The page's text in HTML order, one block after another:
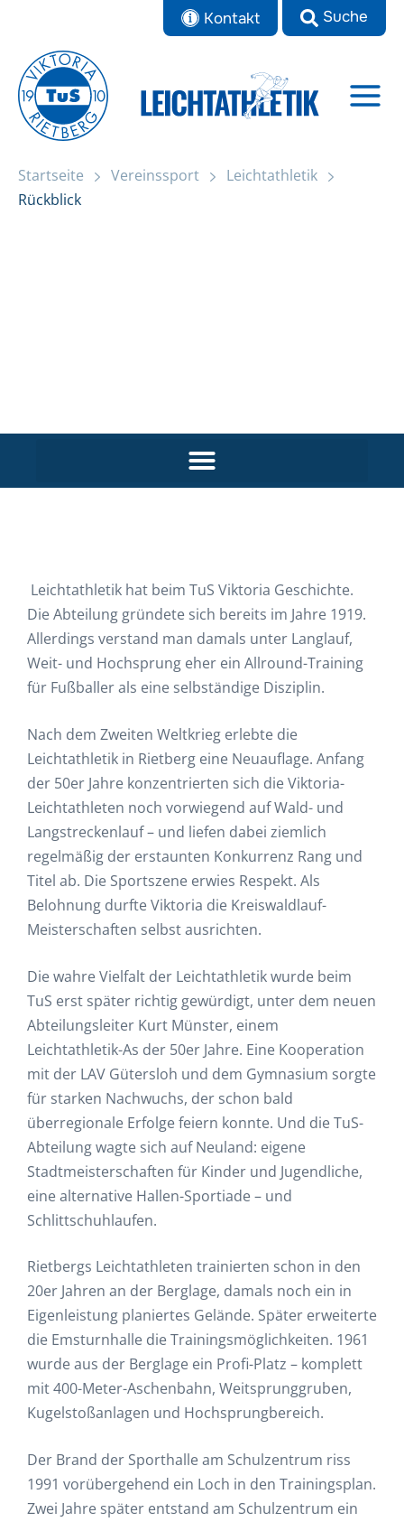
springen
Kontakt
Startseite Vereinssport
Leichtathletik
Rückblick
Leichtathletik hat beim TuS Viktoria Geschichte.
Die Abteilung gründete sich bereits im Jahre 1919.
Allerdings verstand man damals unter Langlauf,
Weit- und Hochsprung eher ein Allround-Training
für Fußballer als eine selbständige Disziplin.
Nach dem Zweiten Weltkrieg erlebte die
Leichtathletik in Rietberg eine Neuauflage. Anfang
der 50er Jahre konzentrierten sich die Viktoria-
Leichtathleten noch vorwiegend auf Wald- und
Langstreckenlauf – und liefen dabei ziemlich
regelmäßig der erstaunten Konkurrenz Rang und
Titel ab. Die Sportszene erwies Respekt. Als
Belohnung durfte Viktoria die Kreiswaldlauf-
Meisterschaften selbst ausrichten.
Die wahre Vielfalt der Leichtathletik wurde beim
TuS erst später richtig gewürdigt, unter dem neuen
Abteilungsleiter Kurt Münster, einem
Leichtathletik-As der 50er Jahre. Eine Kooperation
mit der LAV Gütersloh und dem Gymnasium sorgte
für starken Nachwuchs, der schon bald
überregionale Erfolge feiern konnte. Und die TuS-
Abteilung wagte sich auf Neuland: eigene
Stadtmeisterschaften für Kinder und Jugendliche,
eine alternative Hallen-Sportiade – und
Schlittschuhlaufen.
Rietbergs Leichtathleten trainierten schon in den
20er Jahren an der Berglage, damals noch ein in
Eigenleistung planiertes Gelände. Später erweiterte
die Emsturnhalle die Trainingsmöglichkeiten. 1961
wurde aus der Berglage ein Profi-Platz – komplett
mit 400-Meter-Aschenbahn, Weitsprunggruben,
Kugelstoßanlagen und Hochsprungbereich.
Der Brand der Sporthalle am Schulzentrum riss
1991 vorübergehend ein Loch in den Trainingsplan.
Zwei Jahre später entstand am Schulzentrum ein